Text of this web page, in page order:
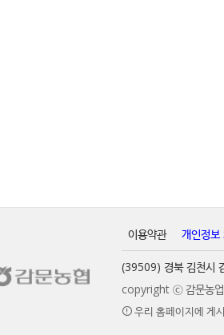
이용약관 개인정보
(39509) 경북 김천시
copyright ⓒ 감문농업
우리 홈페이지에 게